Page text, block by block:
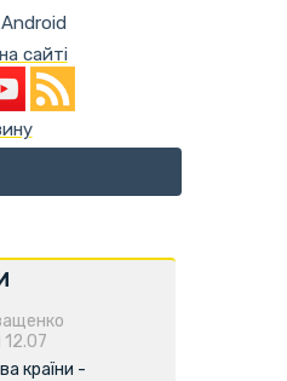
сайті
12.07
країни -